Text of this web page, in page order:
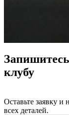
клубу
Оставьте заявку и
всех деталей.